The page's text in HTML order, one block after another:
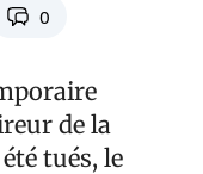
0
de la
tués, le